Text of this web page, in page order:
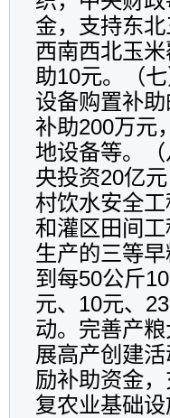
金，支持东
西南西北玉
助10元。（
设备购置补
补助200万元
地设备等。
央投资20亿
村饮水安全
和灌区田间
生产的三等
到每50公斤
元、10元、
动。完善产
展高产创建
励补助资金
复农业基础设